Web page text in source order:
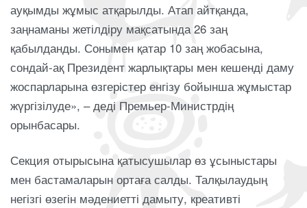
ауқымды жұмыс атқарылды. Атап айтқанда,
заңнаманы жетілдіру мақсатында 26 заң
қабылданды. Сонымен қатар 10 заң жобасына,
сондай-ақ Президент жарлықтары мен кешенді даму
жоспарларына өзгерістер енгізу бойынша жұмыстар
жүргізілуде», – деді Премьер-Министрдің
орынбасары.
Секция отырысына қатысушылар өз ұсыныстары
мен бастамаларын ортаға салды. Талқылаудың
негізгі өзегін мәдениетті дамыту, креативті